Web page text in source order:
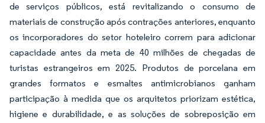
de serviços públicos, está revitalizando o consumo de
materiais de construção após contrações anteriores, enquanto
os incorporadores do setor hoteleiro correm para adicionar
capacidade antes da meta de 40 milhões de chegadas de
turistas estrangeiros em 2025. Produtos de porcelana em
grandes formatos e esmaltes antimicrobianos ganham
participação à medida que os arquitetos priorizam estética,
higiene e durabilidade, e as soluções de sobreposição em